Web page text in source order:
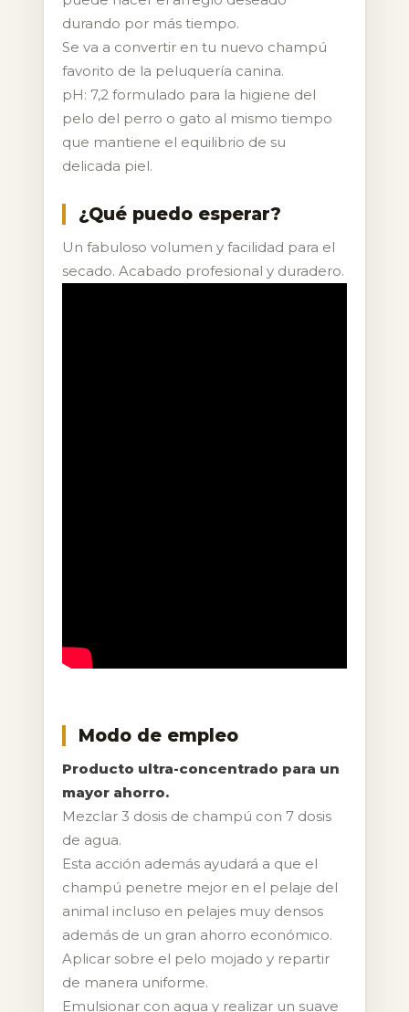
durando por más tiempo.
Se va a convertir en tu nuevo champú
favorito de la peluquería canina.
pH: 7,2 formulado para la higiene del
pelo del perro o gato al mismo tiempo
que mantiene el equilibrio de su
delicada piel.
¿Qué puedo esperar?
Un fabuloso volumen y facilidad para el
secado. Acabado profesional y duradero.
Modo de empleo
Producto ultra-concentrado para un
mayor ahorro.
Mezclar 3 dosis de champú con 7 dosis
de agua.
Esta acción además ayudará a que el
champú penetre mejor en el pelaje del
animal incluso en pelajes muy densos
además de un gran ahorro económico.
Aplicar sobre el pelo mojado y repartir
de manera uniforme.
Emulsionar con agua y realizar un suave